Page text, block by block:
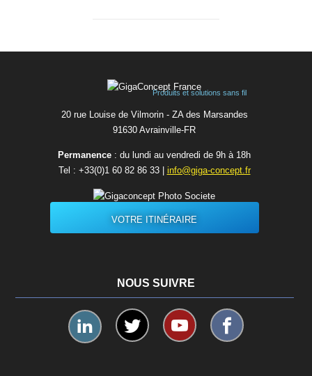
Produits et solutions sans fil
20 rue Louise de Vilmorin - ZA des Marsandes
91630 Avrainvilleㅤ-ㅤFR
Permanence : du lundi au vendredi de 9h à 18h
Tel : +33(0)1 60 82 86 33| info@giga-concept.fr
VOTRE ITINÉRAIRE
NOUS SUIVRE